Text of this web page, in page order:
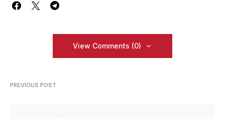
View Comments (0)
PREVIOUS POST